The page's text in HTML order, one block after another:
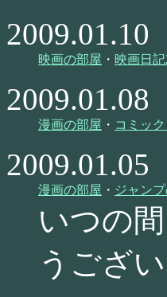
2009.01.10
映画の部屋 ・ 映画日記
2009.01.08
漫画の部屋 ・ コミッ
2009.01.05
漫画の部屋 ・ ジャン
いつの
うござい